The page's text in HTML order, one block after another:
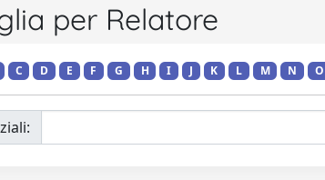
per Relatore
C D E F G H I J K L M N O